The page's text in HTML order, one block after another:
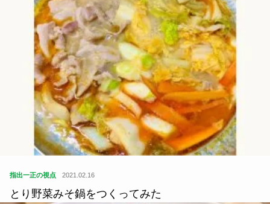
指出一正の視点 2021.02.16
とり野菜みそ鍋をつくってみた